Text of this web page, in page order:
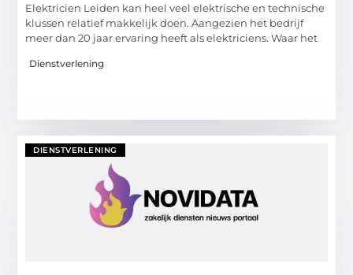
Elektricien Leiden kan heel veel elektrische en technische
klussen relatief makkelijk doen. Aangezien het bedrijf
meer dan 20 jaar ervaring heeft als elektriciens. Waar het
Dienstverlening
DIENSTVERLENING